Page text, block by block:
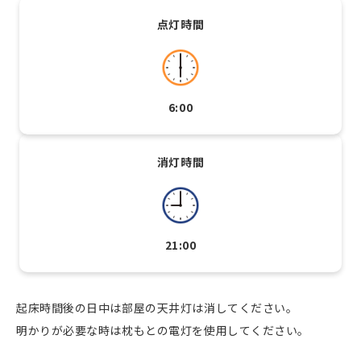
点灯時間
6:00
消灯時間
21:00
起床時間後の日中は部屋の天井灯は消してください。
明かりが必要な時は枕もとの電灯を使用してください。